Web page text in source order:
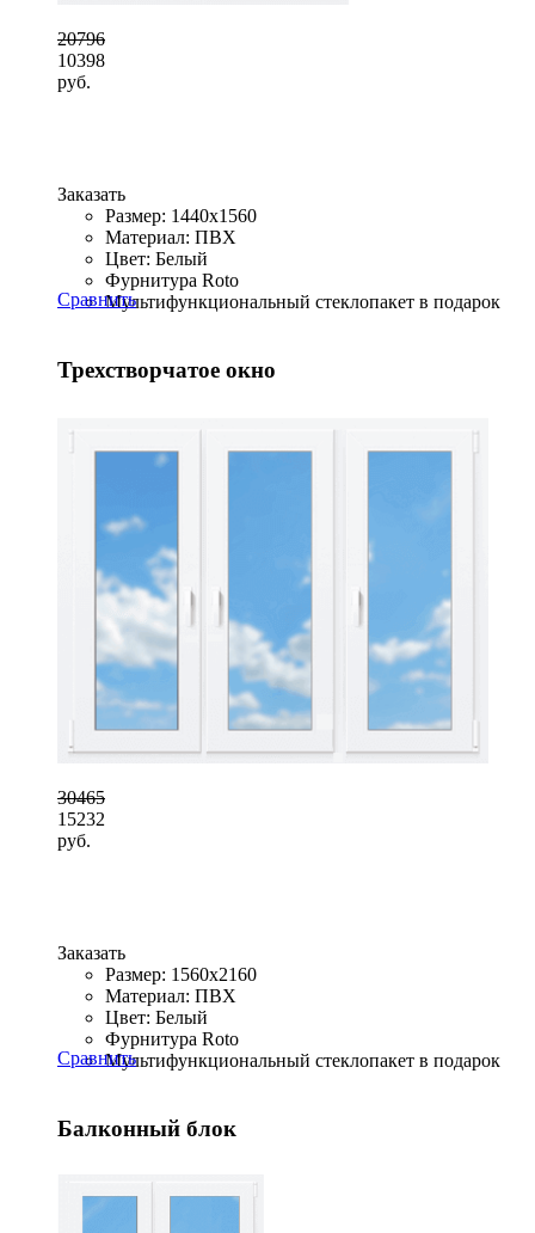
20796
10398
руб.
Заказать
Размер: 1440x1560
Материал: ПВХ
Цвет: Белый
Фурнитура Roto
Мультифункциональный стеклопакет в подарок
Сравнить
Трехстворчатое окно
30465
15232
руб.
Заказать
Размер: 1560x2160
Материал: ПВХ
Цвет: Белый
Фурнитура Roto
Мультифункциональный стеклопакет в подарок
Сравнить
Балконный блок